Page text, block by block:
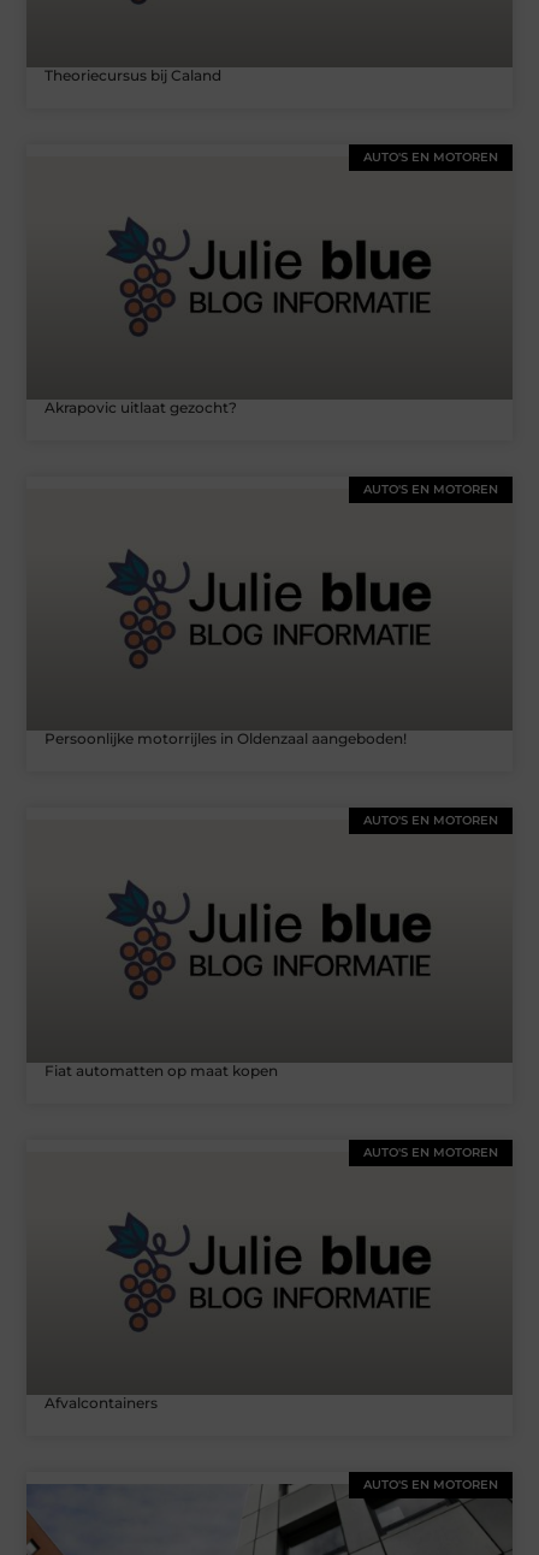
Theoriecursus bij Caland
AUTO'S EN MOTOREN
Akrapovic uitlaat gezocht?
AUTO'S EN MOTOREN
Persoonlijke motorrijles in Oldenzaal aangeboden!
AUTO'S EN MOTOREN
Fiat automatten op maat kopen
AUTO'S EN MOTOREN
Afvalcontainers
AUTO'S EN MOTOREN